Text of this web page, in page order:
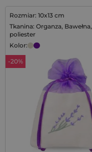
Rozmiar: 10x13 cm
Tkanina: Organza, Bawełna,
poliester
Kolor:
-20%